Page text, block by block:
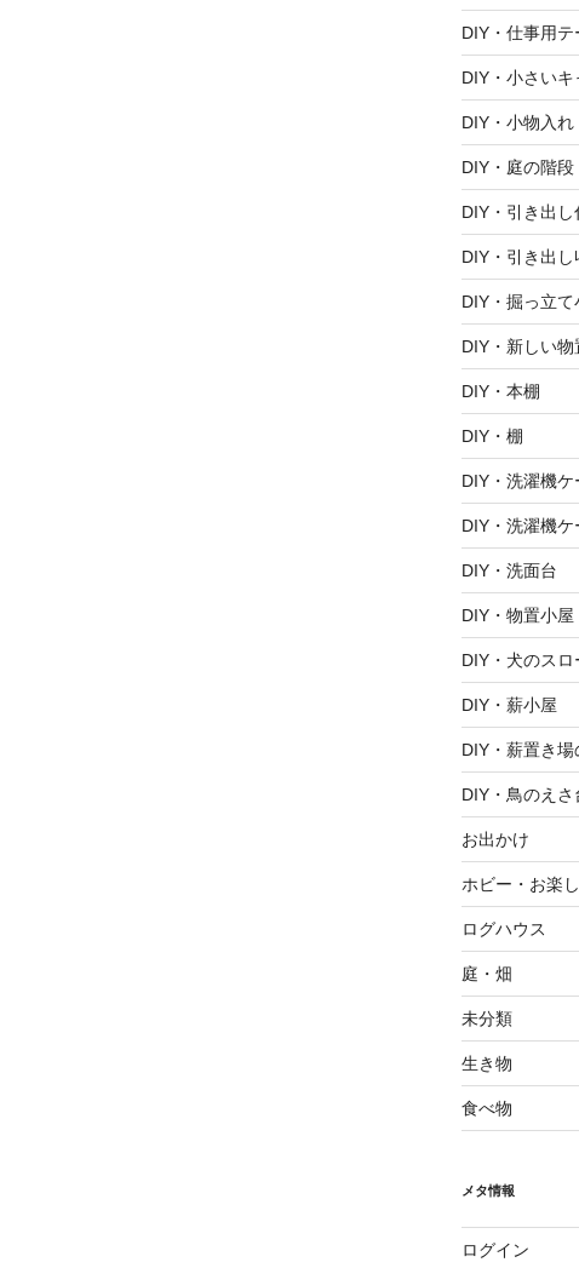
DIY・仕事用テ
DIY・小さい
DIY・小物入れ
DIY・庭の階段
DIY・引き出
DIY・引き出し
DIY・掘っ立て
DIY・新しい物
DIY・本棚
DIY・棚
DIY・洗濯機ケ
DIY・洗濯機
DIY・洗面台
DIY・物置小屋
DIY・犬のスロ
DIY・薪小屋
DIY・薪置き場
DIY・鳥のえさ
お出かけ
ホビー・お楽
ログハウス
庭・畑
未分類
生き物
食べ物
メタ情報
ログイン